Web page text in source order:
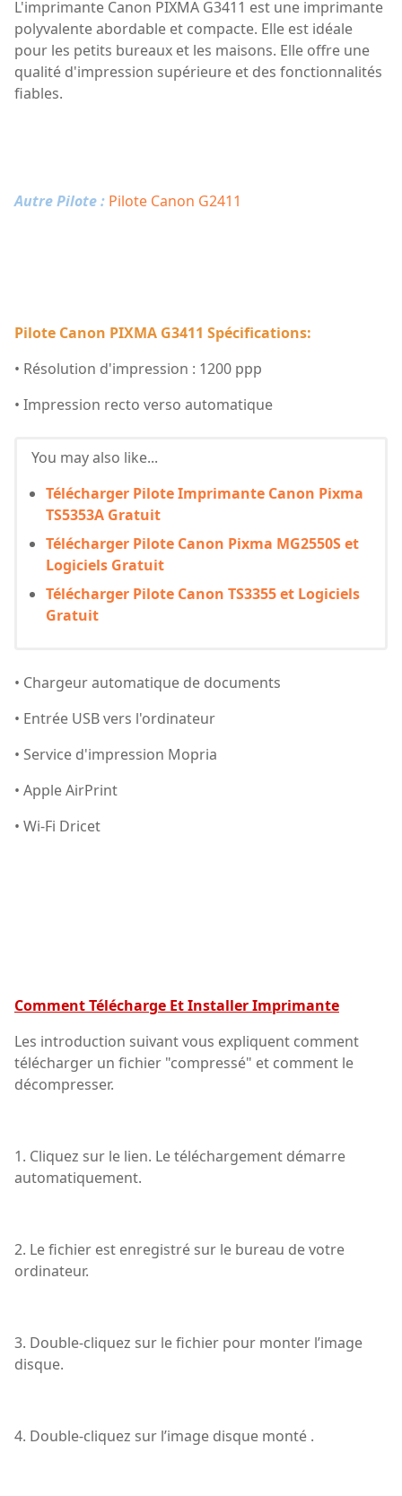
L'imprimante Canon PIXMA G3411 est une imprimante
polyvalente abordable et compacte. Elle est idéale
pour les petits bureaux et les maisons. Elle offre une
qualité d'impression supérieure et des fonctionnalités
fiables.
Autre Pilote : Pilote Canon G2411
Pilote Canon PIXMA G3411 Spécifications:
• Résolution d'impression : 1200 ppp
• Impression recto verso automatique
You may also like...
Télécharger Pilote Imprimante Canon Pixma
TS5353A Gratuit
Télécharger Pilote Canon Pixma MG2550S et
Logiciels Gratuit
Télécharger Pilote Canon TS3355 et Logiciels
Gratuit
• Chargeur automatique de documents
• Entrée USB vers l'ordinateur
• Service d'impression Mopria
• Apple AirPrint
• Wi-Fi Dricet
Comment Télécharge Et Installer Imprimante
Les introduction suivant vous expliquent comment
télécharger un fichier "compressé" et comment le
décompresser.
1. Cliquez sur le lien. Le téléchargement démarre
automatiquement.
2. Le fichier est enregistré sur le bureau de votre
ordinateur.
3. Double-cliquez sur le fichier pour monter l’image
disque.
4. Double-cliquez sur l’image disque monté .